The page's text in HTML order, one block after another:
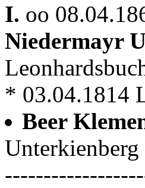
I. oo
Niedermayr
* 03.04.1814
Beer
Unterkienberg